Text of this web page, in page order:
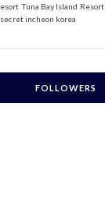
Tuna Bay Island Resort
incheon korea
FOLLOWERS